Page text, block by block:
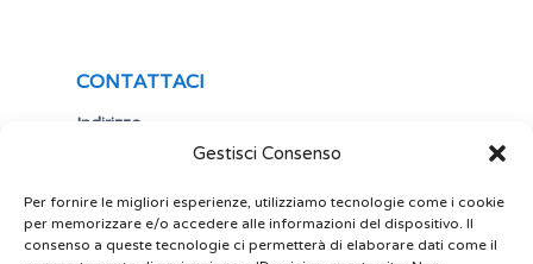
Gestisci Consenso
Per fornire le migliori esperienze, utilizziamo tecnologie come i cookie
per memorizzare e/o accedere alle informazioni del dispositivo. Il
consenso a queste tecnologie ci permetterà di elaborare dati come il
CONTATTACI
Indirizzo
Via Antonio Gramsci,19
Italia
Telefono